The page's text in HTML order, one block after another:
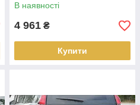
В наявності
4 961 ₴
Купити